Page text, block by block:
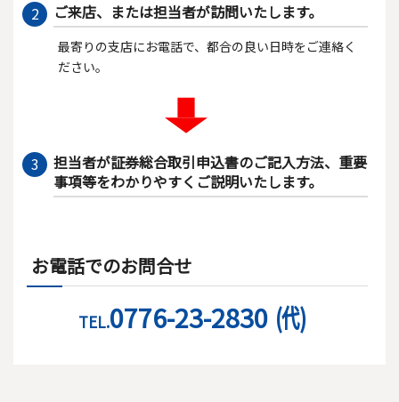
2 ご来店、または担当者が訪問いたします。
最寄りの支店にお電話で、都合の良い日時をご連絡く
ださい。
3
担当者が証券総合取引申込書のご記入方法、重要
事項等をわかりやすくご説明いたします。
お電話でのお問合せ
TEL.0776-23-2830 (代)